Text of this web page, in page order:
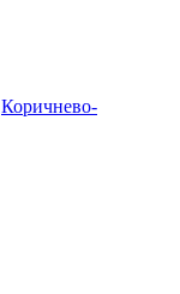
Коричнево-